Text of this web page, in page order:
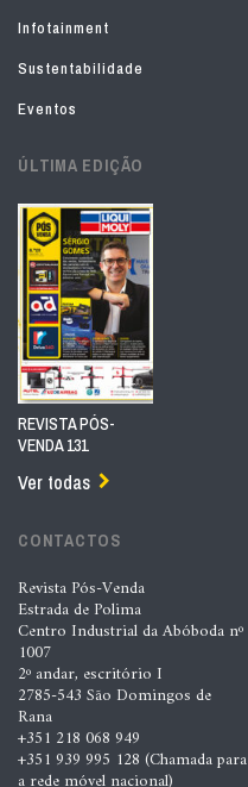
Infotainment
Sustentabilidade
Eventos
ÚLTIMA EDIÇÃO
REVISTA PÓS-
VENDA 131
Ver todas
CONTACTOS
Revista Pós-Venda
Estrada de Polima
Centro Industrial da Abóboda nº
1007
2º andar, escritório I
2785-543 São Domingos de
Rana
+351 218 068 949
+351 939 995 128 (Chamada para
a rede móvel nacional)